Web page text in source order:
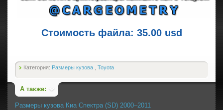
Стоимость файла: 35.00 usd
Категория: Размеры кузова Toyota
А также:
Размеры кузова Киа Спектра (SD) 2000–2011